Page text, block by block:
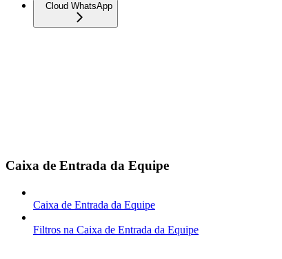
Cloud WhatsApp
Caixa de Entrada da Equipe
Caixa de Entrada da Equipe
Filtros na Caixa de Entrada da Equipe